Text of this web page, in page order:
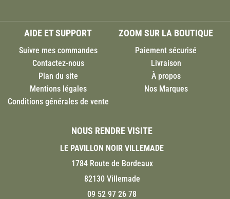
AIDE ET SUPPORT
Suivre mes commandes
Contactez-nous
Plan du site
Mentions légales
Conditions générales de vente
ZOOM SUR LA BOUTIQUE
Paiement sécurisé
Livraison
À propos
Nos Marques
NOUS RENDRE VISITE
LE PAVILLON NOIR VILLEMADE
1784 Route de Bordeaux
82130 Villemade
09 52 97 26 78